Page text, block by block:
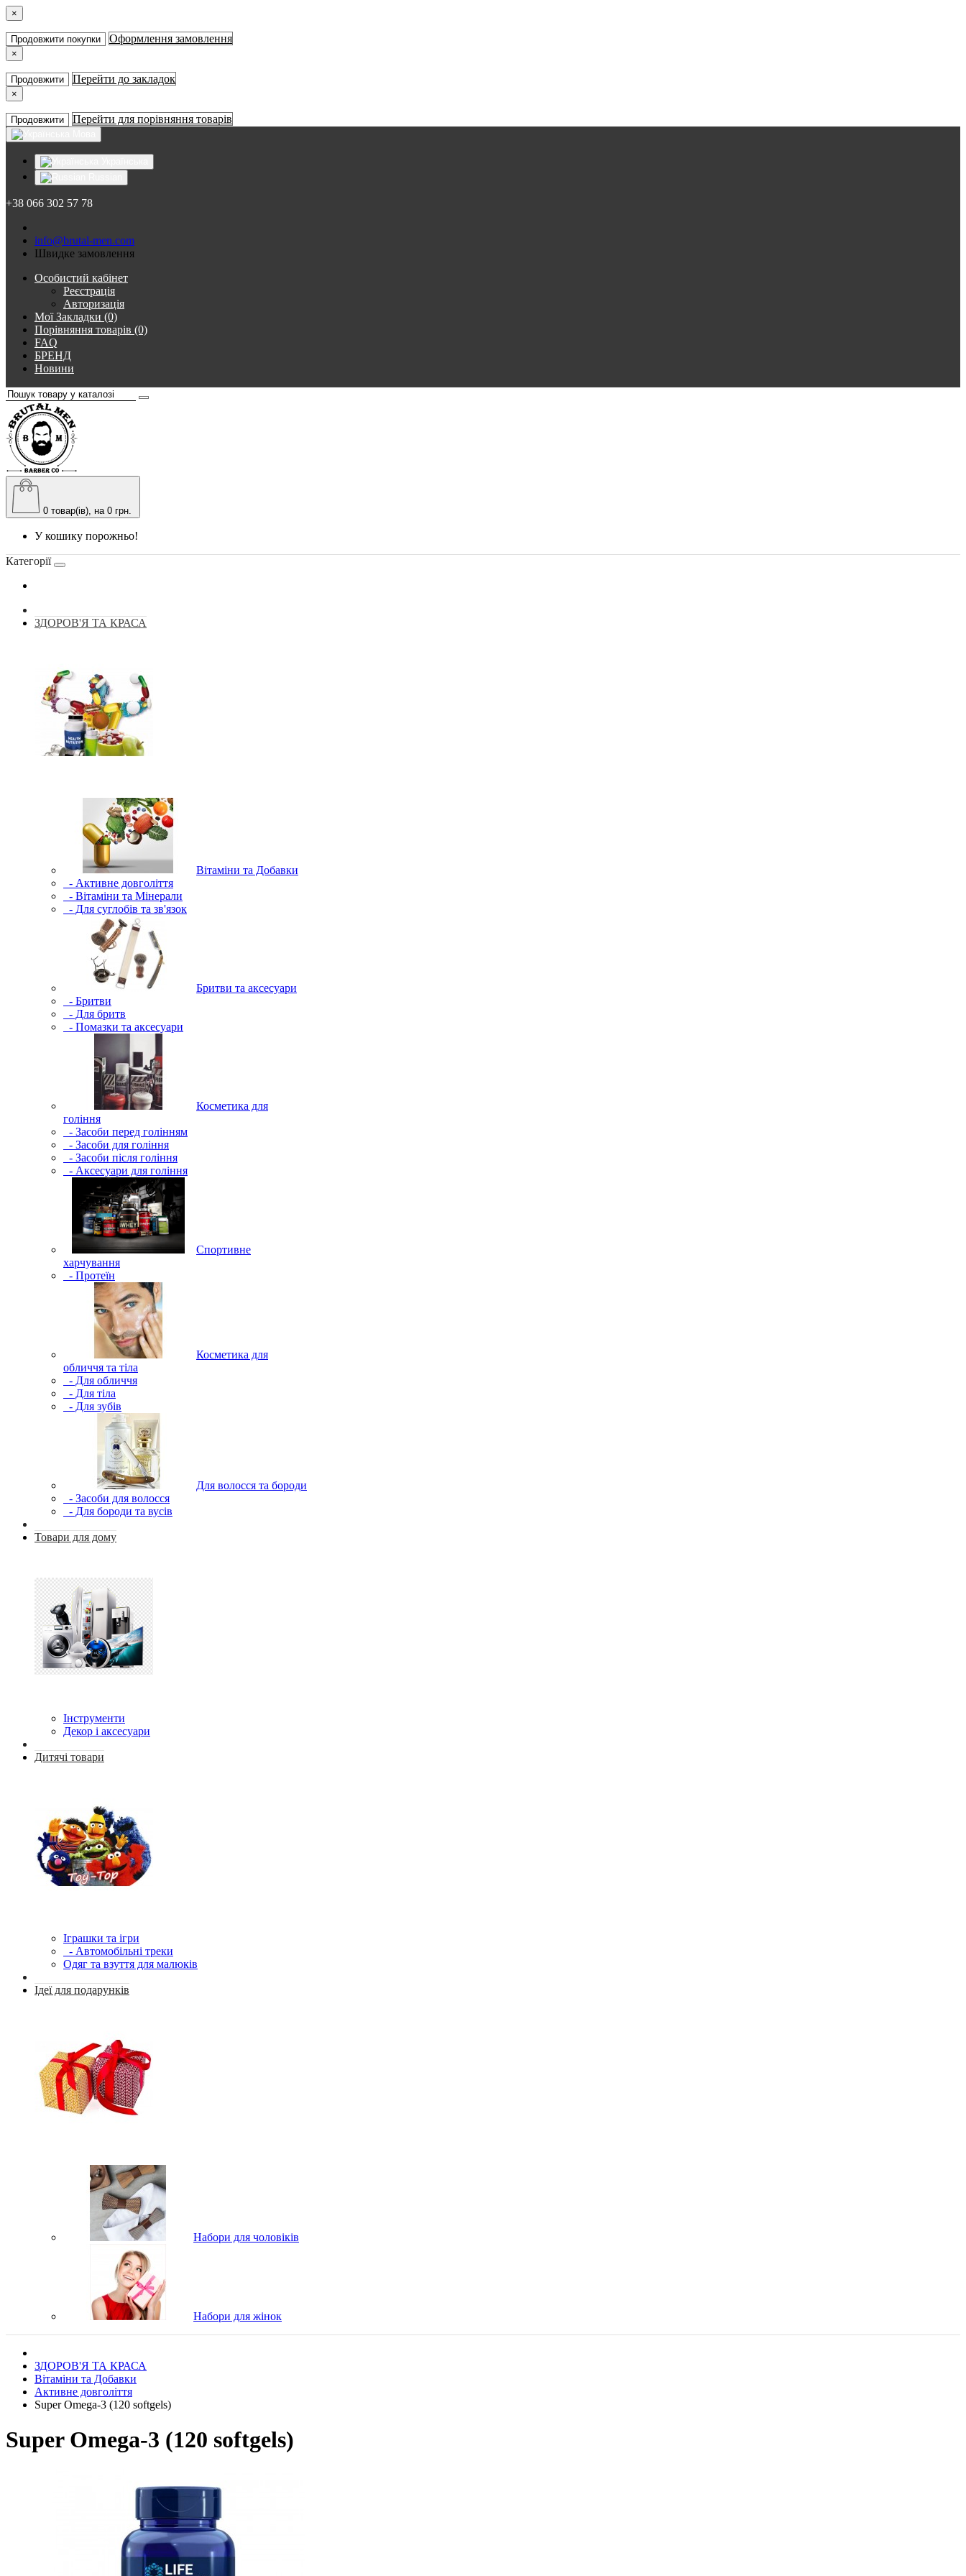
×
Продовжити покупки Оформлення замовлення
×
Продовжити Перейти до закладок
×
Продовжити Перейти для порівняння товарів
+38 066 302 57 78
info@brutal-men.com
Швидке замовлення
Особистий кабінет
Реєстрація
Авторизація
Мої Закладки (0)
Порівняння товарів (0)
FAQ
БРЕНД
Новини
0 товар(ів), на 0 грн.
У кошику порожньо!
Категорії
ЗДОРОВ'Я ТА КРАСА
Вітаміни та Добавки
- Активне довголіття
- Вітаміни та Мінерали
- Для суглобів та зв'язок
Бритви та аксесуари
- Бритви
- Для бритв
- Помазки та аксесуари
Косметика для
гоління
- Засоби перед голінням
- Засоби для гоління
- Засоби після гоління
- Аксесуари для гоління
Спортивне
харчування
- Протеїн
Косметика для
обличчя та тіла
- Для обличчя
- Для тіла
- Для зубів
Для волосся та бороди
- Засоби для волосся
- Для бороди та вусів
Товари для дому
Інструменти
Декор і аксесуари
Дитячі товари
Іграшки та ігри
- Автомобільні треки
Одяг та взуття для малюків
Ідеї для подарунків
Набори для чоловіків
Набори для жінок
ЗДОРОВ'Я ТА КРАСА
Вітаміни та Добавки
Активне довголіття
Super Omega-3 (120 softgels)
Super Omega-3 (120 softgels)